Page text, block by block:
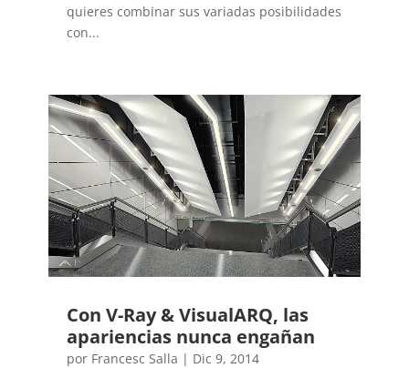
quieres combinar sus variadas posibilidades
con...
Con V-Ray & VisualARQ, las
apariencias nunca engañan
por Francesc Salla | Dic 9, 2014